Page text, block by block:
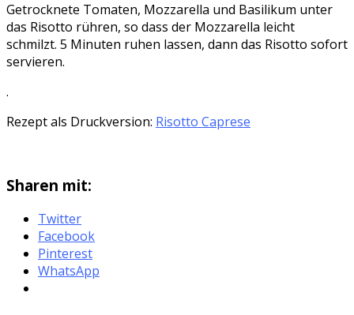
Getrocknete Tomaten, Mozzarella und Basilikum unter
das Risotto rühren, so dass der Mozzarella leicht
schmilzt. 5 Minuten ruhen lassen, dann das Risotto sofort
servieren.
.
Rezept als Druckversion: Risotto Caprese
Sharen mit:
Twitter
Facebook
Pinterest
WhatsApp